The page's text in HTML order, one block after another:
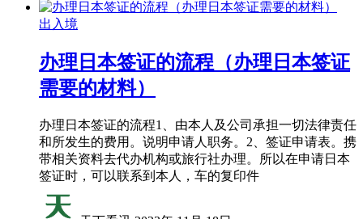
出入境
办理日本签证的流程（办理日本签证
需要的材料）
办理日本签证的流程1、由本人及公司承担一切法律责任
和所发生的费用。说明申请人职务。2、签证申请表。携
带相关资料去代办机构或旅行社办理。所以在申请日本
签证时，可以联系到本人，车的复印件